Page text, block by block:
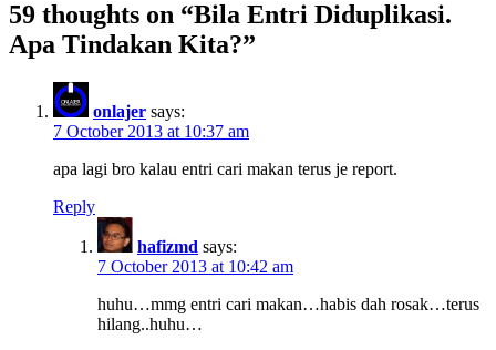
59 thoughts on “Bila Entri Diduplikasi.
Apa Tindakan Kita?”
onlajer says:
7 October 2013 at 10:37 am
apa lagi bro kalau entri cari makan terus je report.
Reply
hafizmd says:
7 October 2013 at 10:42 am
huhu…mmg entri cari makan…habis dah rosak…terus
hilang..huhu…